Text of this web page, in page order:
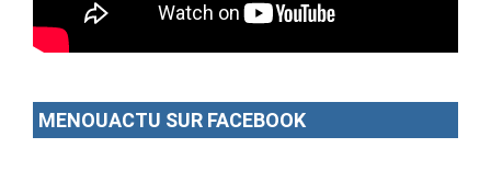
MENOUACTU SUR FACEBOOK